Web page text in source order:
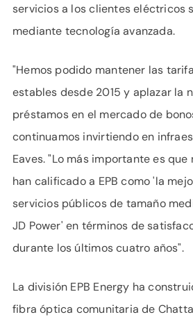
servicios a los clientes eléctricos
mediante tecnología avanzada.
"Hemos podido mantener las
estables desde 2015 y aplazar la
préstamos en el mercado de
continuamos invirtiendo en
Eaves. "Lo más importante es
han calificado a EPB como 'la
servicios públicos de tamaño
JD Power' en términos de
durante los últimos cuatro años".
La división EPB Energy ha
fibra óptica comunitaria de